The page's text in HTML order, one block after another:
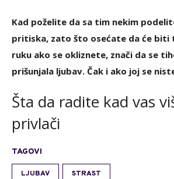
Kad poželite da sa tim nekim
pritiska, zato što osećate da će biti
ruku ako se okliznete, znači da se
prišunjala ljubav. Čak i ako joj se
Šta da radite kad vas
privlači
TAGOVI
LJUBAV STRAST